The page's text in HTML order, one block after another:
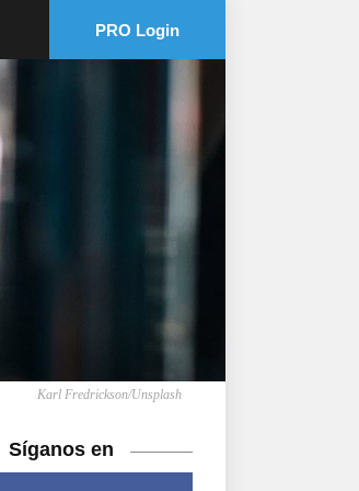
PRO Login
Karl Fredrickson/Unsplash
Síganos en